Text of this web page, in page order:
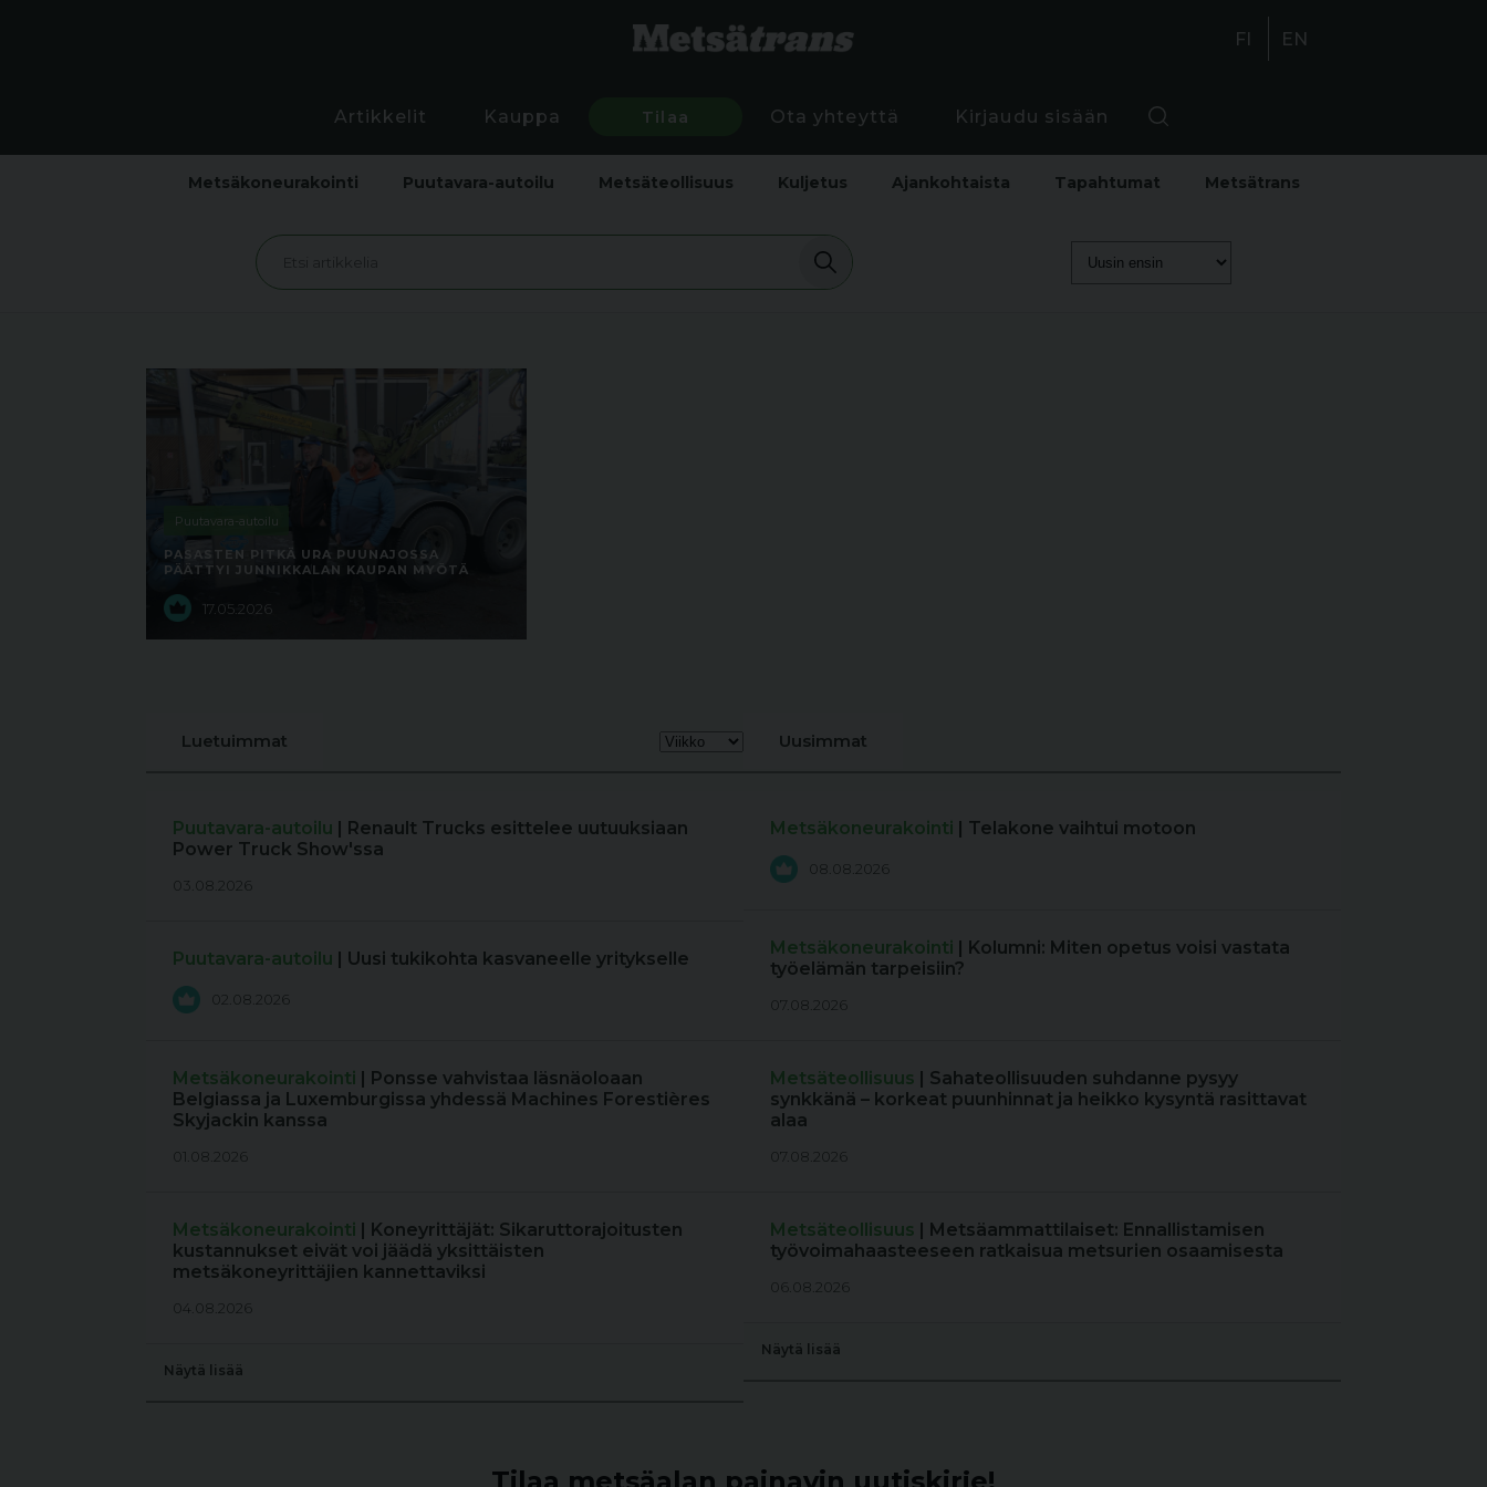
FI EN
Artikkelit Kauppa Tilaa Ota yhteyttä Kirjaudu sisään
Metsäkoneurakointi Puutavara-autoilu Metsäteollisuus Kuljetus Ajankohtaista Tapahtumat Metsätrans
Puutavara-autoilu
PASASTEN PITKÄ URA PUUNAJOSSA
PÄÄTTYI JUNNIKKALAN KAUPAN MYÖTÄ
17.05.2026
Luetuimmat
Puutavara-autoilu | Renault Trucks esittelee uutuuksiaan
Power Truck Show'ssa
03.08.2026
Puutavara-autoilu | Uusi tukikohta kasvaneelle yritykselle
02.08.2026
Metsäkoneurakointi | Ponsse vahvistaa läsnäoloaan
Belgiassa ja Luxemburgissa yhdessä Machines Forestières
Skyjackin kanssa
01.08.2026
Metsäkoneurakointi | Koneyrittäjät: Sikaruttorajoitusten
kustannukset eivät voi jäädä yksittäisten
metsäkoneyrittäjien kannettaviksi
04.08.2026
Näytä lisää
Uusimmat
Metsäkoneurakointi | Telakone vaihtui motoon
08.08.2026
Metsäkoneurakointi | Kolumni: Miten opetus voisi vastata
työelämän tarpeisiin?
07.08.2026
Metsäteollisuus | Sahateollisuuden suhdanne pysyy
synkkänä – korkeat puunhinnat ja heikko kysyntä rasittavat
alaa
07.08.2026
Metsäteollisuus | Metsäammattilaiset: Ennallistamisen
työvoimahaasteeseen ratkaisua metsurien osaamisesta
06.08.2026
Näytä lisää
Tilaa metsäalan painavin uutiskirje!